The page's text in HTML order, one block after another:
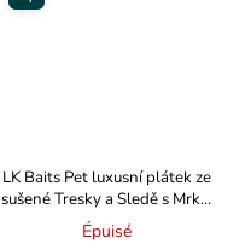
LK Baits Pet luxusní plátek ze
sušené Tresky a Sledě s Mrkví
80g
Épuisé